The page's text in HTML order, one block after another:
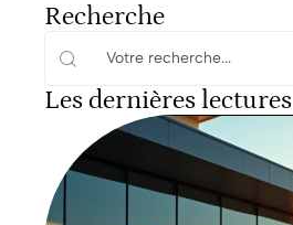
Recherche
Les dernières lectures